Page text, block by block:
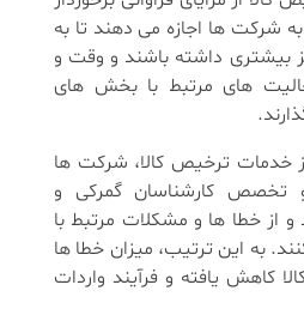
شرکت‌ ها اجازه می ‌دهند تا به
بیشتری داشته باشند و وقت و
های مرتبط با بخش ‌های
از خدمات ترخیص کالا، شرکت ‌ها
تخصص کارشناسان گمرکی و
از خطا ها و مشکلات مرتبط با
به این ترتیب، میزان خطا ها
کاهش یافته و فرآیند واردات